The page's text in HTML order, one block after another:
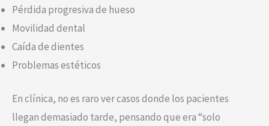
Pérdida progresiva de hueso
Movilidad dental
Caída de dientes
Problemas estéticos
En clínica, no es raro ver casos donde los pacientes
llegan demasiado tarde, pensando que era “solo